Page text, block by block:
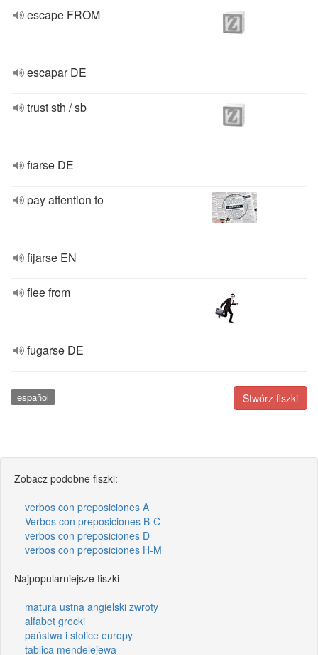
escape FROM
escapar DE
trust sth / sb
fiarse DE
pay attention to
fijarse EN
flee from
fugarse DE
Stwórz fiszki
español
Zobacz podobne fiszki:
verbos con preposiciones A
Verbos con preposiciones B-C
verbos con preposiciones D
verbos con preposiciones H-M
Najpopularniejsze fiszki
matura ustna angielski zwroty
alfabet grecki
państwa i stolice europy
tablica mendelejewa